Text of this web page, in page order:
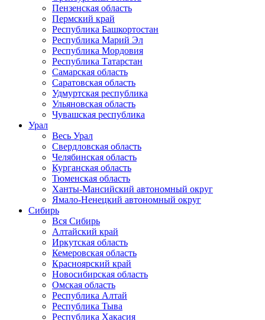
Пензенская область
Пермский край
Республика Башкортостан
Республика Марий Эл
Республика Мордовия
Республика Татарстан
Самарская область
Саратовская область
Удмуртская республика
Ульяновская область
Чувашская республика
Урал
Весь Урал
Свердловская область
Челябинская область
Курганская область
Тюменская область
Ханты-Мансийский автономный округ
Ямало-Ненецкий автономный округ
Сибирь
Вся Сибирь
Алтайский край
Иркутская область
Кемеровская область
Красноярский край
Новосибирская область
Омская область
Республика Алтай
Республика Тыва
Республика Хакасия